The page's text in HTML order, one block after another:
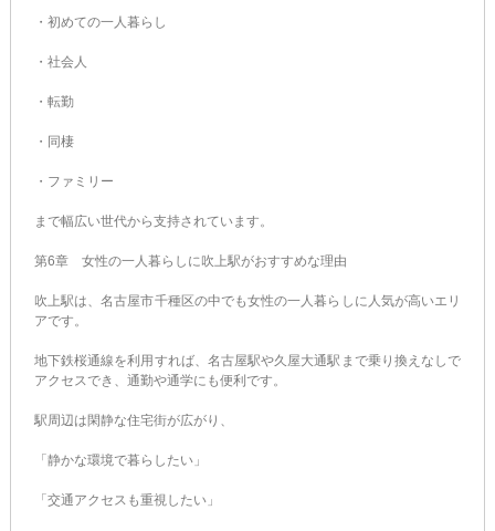
・初めての一人暮らし
・社会人
・転勤
・同棲
・ファミリー
まで幅広い世代から支持されています。
第6章 女性の一人暮らしに吹上駅がおすすめな理由
吹上駅は、名古屋市千種区の中でも女性の一人暮らしに人気が高いエリ
アです。
地下鉄桜通線を利用すれば、名古屋駅や久屋大通駅まで乗り換えなしで
アクセスでき、通勤や通学にも便利です。
駅周辺は閑静な住宅街が広がり、
「静かな環境で暮らしたい」
「交通アクセスも重視したい」